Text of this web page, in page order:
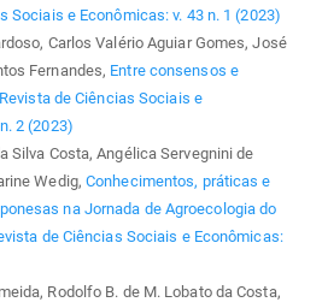
Sociais e Econômicas: v. 43 n. 1 (2023)
Carlos Valério Aguiar Gomes, José
Fernandes, Entre consensos e
de Ciências Sociais e
2 (2023)
Silva Costa, Angélica Servegnini de
Wedig,Conhecimentos, práticas e
na Jornada de Agroecologia do
de Ciências Sociais e Econômicas:
Rodolfo B. de M. Lobato da Costa,